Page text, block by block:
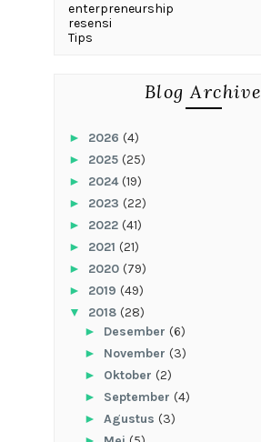
enterpreneurship
resensi
Tips
Blog Archive
► 2026 (4)
► 2025 (25)
► 2024(19)
► 2023 (22)
► 2022 (41)
► 2021 (21)
► 2020 (79)
► 2019 (49)
▼ 2018 (28)
► Desember (6)
► November (3)
► Oktober (2)
► September (4)
► Agustus (3)